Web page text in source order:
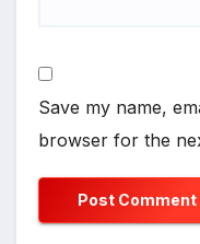
Save my name,
browser for the